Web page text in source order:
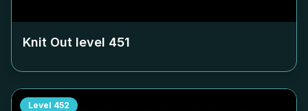
Knit Out level 451
Level 452